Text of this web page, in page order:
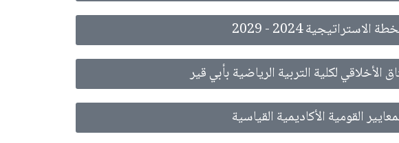
الاستراتيجية 2024 - 2029
الأخلاقي لكلية التربية الرياضية بأبي قير
القومية الأكاديمية القياسية